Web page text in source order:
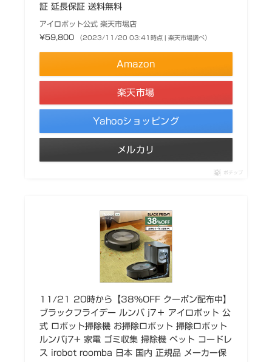
証 延長保証 送料無料
アイロボット公式 楽天市場店
¥59,800
（2023/11/20 03:41時点 | 楽天市場調べ）
Amazon
楽天市場
Yahooショッピング
メルカリ
ポチップ
11/21 20時から【38%OFF クーポン配布中】
ブラックフライデー ルンバ j7＋ アイロボット 公
式 ロボット掃除機 お掃除ロボット 掃除ロボット
ルンバj7+ 家電 ゴミ収集 掃除機 ペット コードレ
ス irobot roomba 日本 国内 正規品 メーカー保